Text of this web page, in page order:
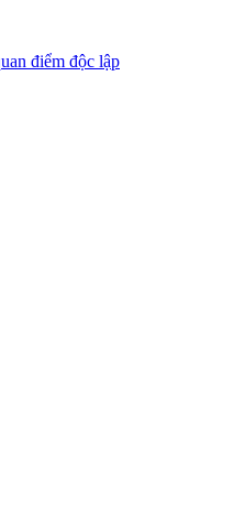
điểm độc lập